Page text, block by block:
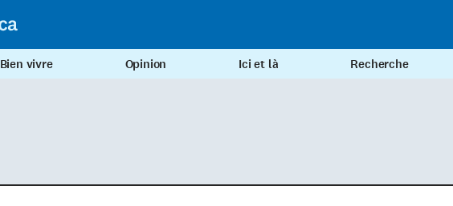
Bien vivre Opinion Ici et là Recherche